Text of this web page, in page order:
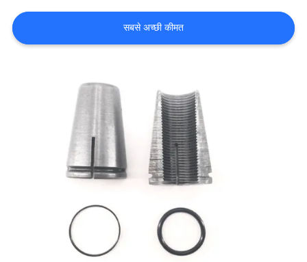
समाचार
सबसे अच्छी कीमत